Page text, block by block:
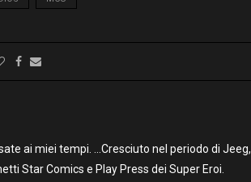
ai miei tempi. …Cresciuto nel periodo di Jeeg,
Star Comics e Play Press dei Super Eroi.